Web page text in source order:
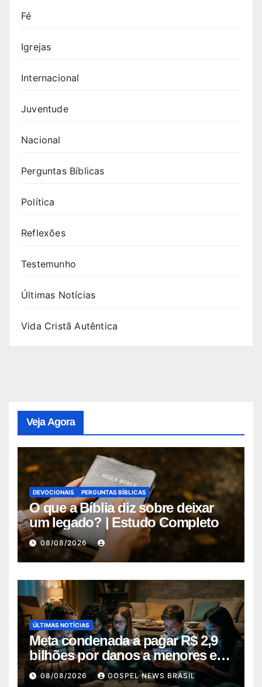
Fé
Igrejas
Internacional
Juventude
Nacional
Perguntas Bíblicas
Política
Reflexões
Testemunho
Últimas Notícias
Vida Cristã Autêntica
Veja Agora
DEVOCIONAIS PERGUNTAS BÍBLICAS
O que a Bíblia diz sobre deixar
um legado? | Estudo Completo
08/08/2026
ÚLTIMAS NOTÍCIAS
Meta condenada a pagar R$ 2,9
bilhões por danos a menores em
decis…
08/08/2026 GOSPEL NEWS BRASIL